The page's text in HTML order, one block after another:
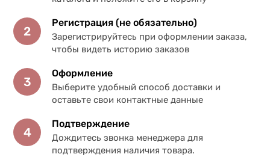
2
Регистрация (не обязательно)
Зарегистрируйтесь при оформлении заказа,
чтобы видеть историю заказов
3
Оформление
Выберите удобный способ доставки и
оставьте свои контактные данные
4
Подтверждение
Дождитесь звонка менеджера для
подтверждения наличия товара.